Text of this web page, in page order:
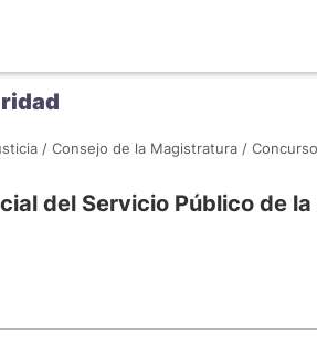
/ Consejo de la Magistratura /
del Servicio Público de